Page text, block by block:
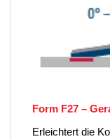
Form F27 –
Erleichtert die